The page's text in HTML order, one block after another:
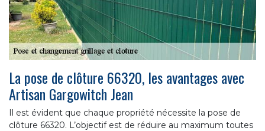
La pose de clôture 66320, les avantages avec
Artisan Gargowitch Jean
Il est évident que chaque propriété nécessite la pose de
clôture 66320. L’objectif est de réduire au maximum toutes